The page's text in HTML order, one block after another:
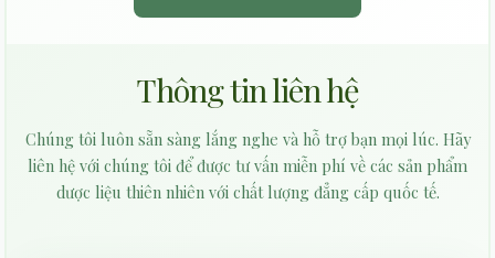
Thông tin liên hệ
Chúng tôi luôn sẵn sàng lắng nghe và hỗ trợ bạn mọi lúc. Hãy
liên hệ với chúng tôi để được tư vấn miễn phí về các sản phẩm
dược liệu thiên nhiên với chất lượng đẳng cấp quốc tế.